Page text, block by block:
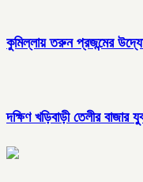
কুমিল্লায় তরুন প্রজন্মের
দক্ষিণ খড়িবাড়ী তেলীর